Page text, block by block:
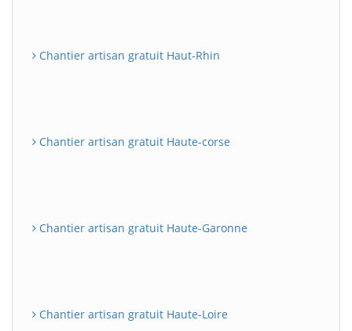
Chantier artisan gratuit Haut-Rhin
Chantier artisan gratuit Haute-corse
Chantier artisan gratuit Haute-Garonne
Chantier artisan gratuit Haute-Loire